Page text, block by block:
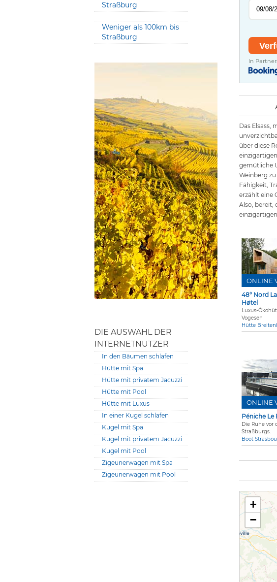
Straßburg
Weniger als 100km bis
Straßburg
DIE AUSWAHL DER
INTERNETNUTZER
In den Bäumen schlafen
Hütte mit Spa
Hütte mit privatem Jacuzzi
Hütte mit Pool
Hütte mit Luxus
In einer Kugel schlafen
Kugel mit Spa
Kugel mit privatem Jacuzzi
Kugel mit Pool
Zigeunerwagen mit Spa
Zigeunerwagen mit Pool
In
Das Elsass,
über diese
gemütliche
Weinberg
Fähigkeit,
erzählt eine
Also, bereit,
48° Nord
Høtel
Luxus-
Vogesen
Hütte
ONLINE
Péniche Le
Die Ruhe vor
Straßburgs.
Boot
ONLINE
+
−